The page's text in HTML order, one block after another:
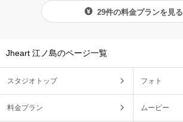
29件の料金プランを見る
Jheart 江ノ島のページ一覧
スタジオトップ フォト
料金プラン ムービー